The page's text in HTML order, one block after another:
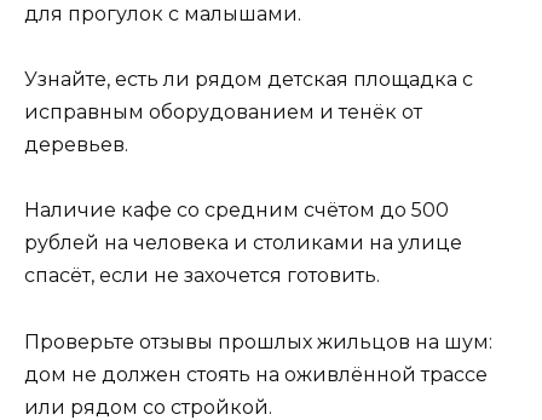
для прогулок с малышами.
Узнайте, есть ли рядом детская площадка с
исправным оборудованием и тенёк от
деревьев.
Наличие кафе со средним счётом до 500
рублей на человека и столиками на улице
спасёт, если не захочется готовить.
Проверьте отзывы прошлых жильцов на шум:
дом не должен стоять на оживлённой трассе
или рядом со стройкой.